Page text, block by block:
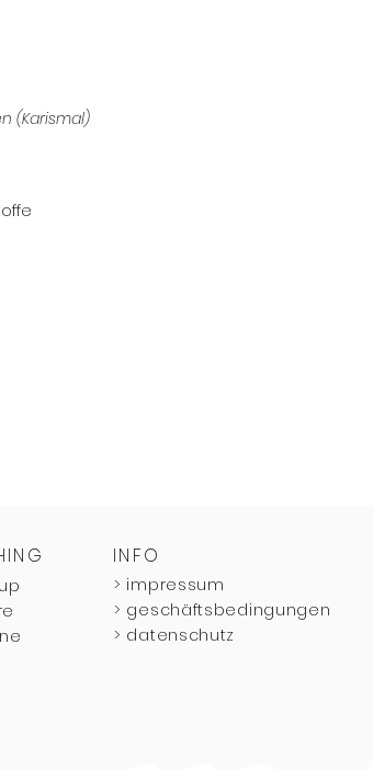
(Karismal)
INFO
> impressum
> geschäftsbedingungen
> datenschutz